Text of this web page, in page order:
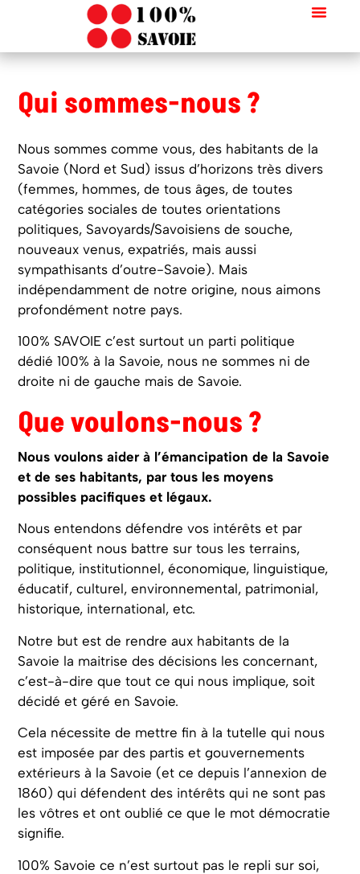
Qui sommes-nous ?
Nous sommes comme vous, des habitants de la
Savoie (Nord et Sud) issus d’horizons très divers
(femmes, hommes, de tous âges, de toutes
catégories sociales de toutes orientations
politiques, Savoyards/Savoisiens de souche,
nouveaux venus, expatriés, mais aussi
sympathisants d’outre-Savoie). Mais
indépendamment de notre origine, nous aimons
profondément notre pays.
100% SAVOIE c’est surtout un parti politique
dédié 100% à la Savoie, nous ne sommes ni de
droite ni de gauche mais de Savoie.
Que voulons-nous ?
Nous voulons aider à l’émancipation de la Savoie
et de ses habitants, par tous les moyens
possibles pacifiques et légaux.
Nous entendons défendre vos intérêts et par
conséquent nous battre sur tous les terrains,
politique, institutionnel, économique, linguistique,
éducatif, culturel, environnemental, patrimonial,
historique, international, etc.
Notre but est de rendre aux habitants de la
Savoie la maitrise des décisions les concernant,
c’est-à-dire que tout ce qui nous implique, soit
décidé et géré en Savoie.
Cela nécessite de mettre fin à la tutelle qui nous
est imposée par des partis et gouvernements
extérieurs à la Savoie (et ce depuis l’annexion de
1860) qui défendent des intérêts qui ne sont pas
les vôtres et ont oublié ce que le mot démocratie
signifie.
100% Savoie ce n’est surtout pas le repli sur soi,